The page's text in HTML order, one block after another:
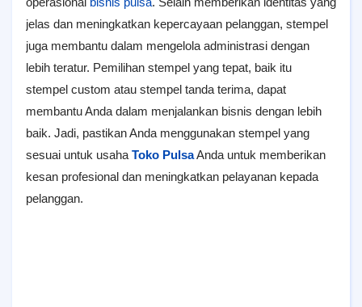
jelas dan meningkatkan kepercayaan pelanggan, stempel
juga membantu dalam mengelola administrasi dengan
lebih teratur. Pemilihan stempel yang tepat, baik itu
stempel custom atau stempel tanda terima, dapat
membantu Anda dalam menjalankan bisnis dengan lebih
baik. Jadi, pastikan Anda menggunakan stempel yang
sesuai untuk usaha Toko PulsaAnda untuk memberikan
kesan profesional dan meningkatkan pelayanan kepada
pelanggan.